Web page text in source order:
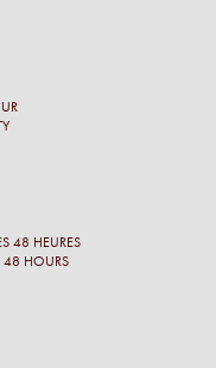
de montures
professionnelle.
des montures.
48 HEURES
48 HOURS